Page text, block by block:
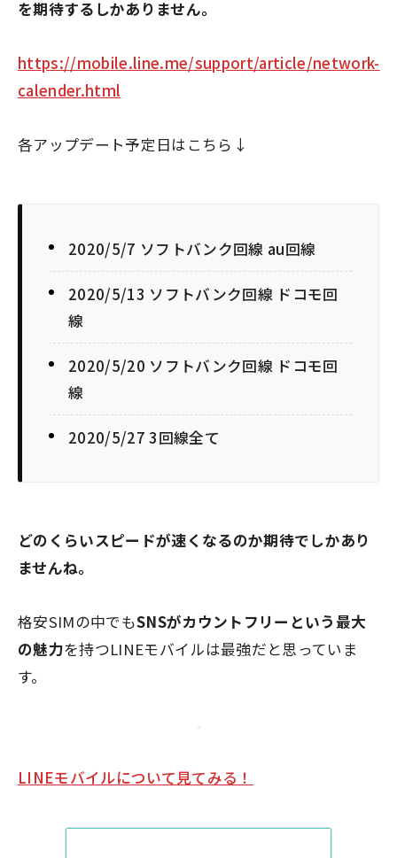
を期待するしかありません。
https://mobile.line.me/support/article/network-
calender.html
各アップデート予定日はこちら↓
2020/5/7 ソフトバンク回線 au回線
2020/5/13 ソフトバンク回線 ドコモ回
線
2020/5/20 ソフトバンク回線 ドコモ回
線
2020/5/27 3回線全て
どのくらいスピードが速くなるのか期待でしかあり
ませんね。
格安SIMの中でもSNSがカウントフリー という最大
の魅力を持つLINEモバイルは最強だと思っていま
す。
LINEモバイルについて見てみる！